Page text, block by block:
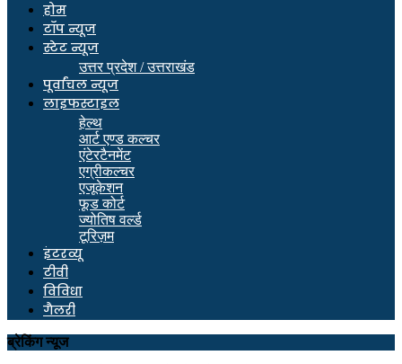
होम
टॉप न्यूज
स्टेट न्यूज
उत्तर प्रदेश / उत्तराखंड
पूर्वांचल न्यूज
लाइफस्टाइल
हेल्थ
आर्ट एण्ड कल्चर
एंटेरटैनमेंट
एग्रीकल्चर
एजूकेशन
फूड कोर्ट
ज्योतिष वर्ल्ड
टूरिज़म
इंटरव्यू
टीवी
विविधा
गैलरी
ब्रेकिंग न्यूज